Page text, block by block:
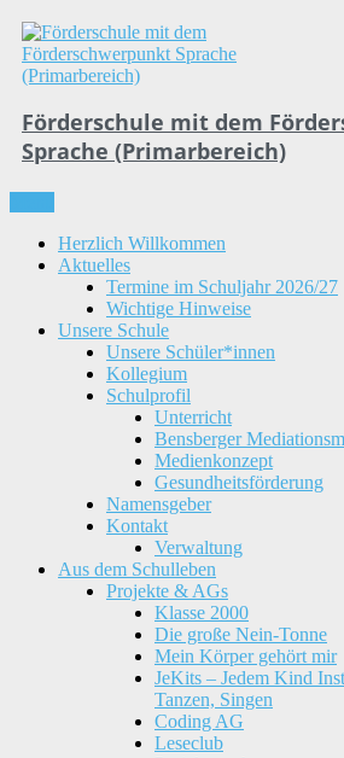
Skip
to
content
Förderschule mit dem
Sprache (Primarbereich)
Herzlich Willkommen
Aktuelles
Termine im Schuljahr 2026/27
Wichtige Hinweise
Unsere Schule
Unsere Schüler*innen
Kollegium
Schulprofil
Unterricht
Bensberger
Medienkonzept
Gesundheitsförderung
Namensgeber
Kontakt
Verwaltung
Aus dem Schulleben
Projekte & AGs
Klasse 2000
Die große Nein-Tonne
Mein Körper gehört mir
JeKits – Jedem Kind
Tanzen, Singen
Coding AG
Leseclub